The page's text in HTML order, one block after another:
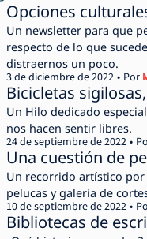
Opciones
Un newsletter para que
respecto de lo que
distraernos un poco.
Por
3 de diciembre de 2022
Bicicletas
Un Hilo dedicado
nos hacen sentir libres.
24 de septiembre de 2022
Una cuestión de
Un recorrido artístico
pelucas y galería de
10 de septiembre de 2022
Bibliotecas de